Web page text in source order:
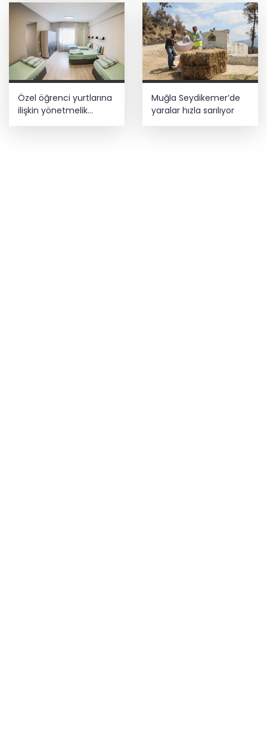
sağlayacak
Özel öğrenci yurtlarına
ilişkin yönetmelik
Muğla Seydikemer’de
yaralar hızla sarılıyor